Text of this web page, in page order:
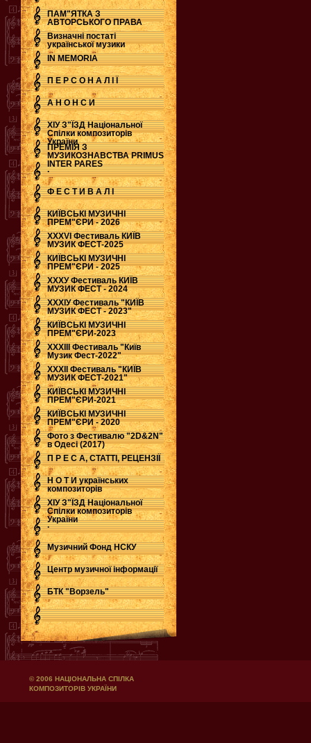
ПАМ"ЯТКА З
АВТОРСЬКОГО ПРАВА
Визначні постаті
української музики
IN MEMORIA
П Е Р С О Н А Л І Ї
А Н О Н С И
ХІУ З"ЇЗД Національної
Спілки композиторів
України
ПРЕМІЯ З
МУЗИКОЗНАВСТВА PRIMUS
INTER PARES
.
Ф Е С Т И В А Л І
КИЇВСЬКІ МУЗИЧНІ
ПРЕМ"ЄРИ - 2026
ХХХVI Фестиваль КИЇВ
МУЗИК ФЕСТ-2025
КИЇВСЬКІ МУЗИЧНІ
ПРЕМ"ЄРИ - 2025
ХХХУ Фестиваль КИЇВ
МУЗИК ФЕСТ - 2024
ХХХІУ Фестиваль "КИЇВ
МУЗИК ФЕСТ - 2023"
КИЇВСЬКІ МУЗИЧНІ
ПРЕМ"ЄРИ-2023
ХХХІІІ Фестиваль "Київ
Музик Фест-2022"
ХХХІІ Фестиваль "КИЇВ
МУЗИК ФЕСТ-2021"
КИЇВСЬКІ МУЗИЧНІ
ПРЕМ"ЄРИ-2021
КИЇВСЬКІ МУЗИЧНІ
ПРЕМ"ЄРИ - 2020
Фото з Фестивалю "2D&2N"
в Одесі (2017)
П Р Е С А, СТАТТІ, РЕЦЕНЗІЇ
Н О Т И українських
композиторів
ХІУ З"ЇЗД Національної
Спілки композиторів
України
.
Музичний Фонд НСКУ
Центр музичної інформації
БТК "Ворзель"
© 2006 НАЦІОНАЛЬНА СПІЛКА
КОМПОЗИТОРІВ УКРАЇНИ